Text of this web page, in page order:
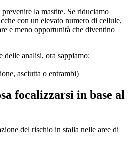
la mastite. Se riduciamo
con un elevato numero di cellule,
e meno opportunità che diventino
delle analisi, ora sappiamo:
asciutta o entrambi)
focalizzarsi in base al
del rischio in stalla nelle aree di